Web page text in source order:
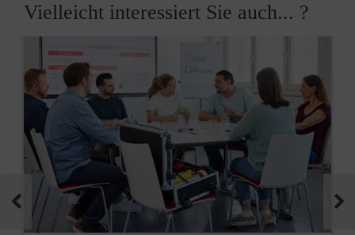
Vielleicht interessiert Sie auch... ?